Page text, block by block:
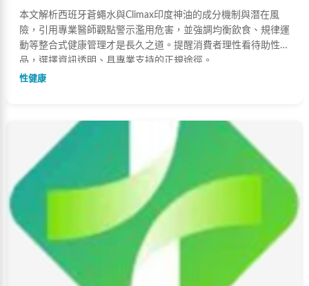
本文解析西班牙蒼蠅水與Climax印度神油的成分機制與潛在風
險，引用專業醫師觀點警示濫用危害，並強調均衡飲食、規律運
動等整合式健康管理才是長久之道。提醒消費者理性看待助性產
品，選擇資訊透明、具專業支持的正規途徑。
性健康